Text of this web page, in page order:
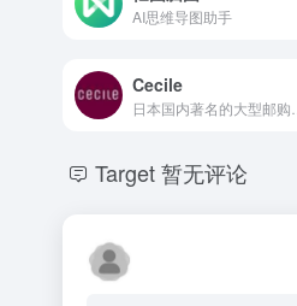
AI思维导图助手
Cecile
Target暂无评论